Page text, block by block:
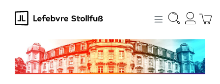
springen